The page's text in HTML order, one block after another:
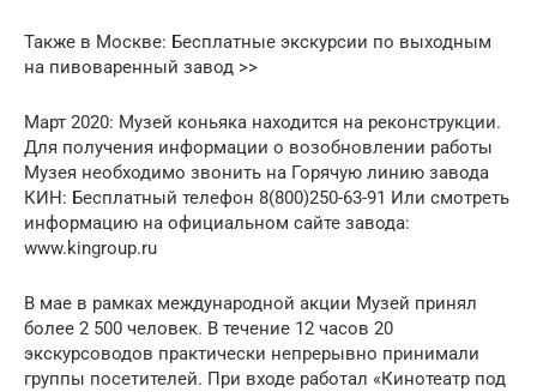
Также в Москве: Бесплатные экскурсии по выходным
на пивоваренный завод >>
Март 2020: Музей коньяка находится на реконструкции.
Для получения информации о возобновлении работы
Музея необходимо звонить на Горячую линию завода
КИН: Бесплатный телефон 8(800)250-63-91 Или смотреть
информацию на официальном сайте завода:
www.kingroup.ru
В мае в рамках международной акции Музей принял
более 2 500 человек. В течение 12 часов 20
экскурсоводов практически непрерывно принимали
группы посетителей. При входе работал «Кинотеатр под